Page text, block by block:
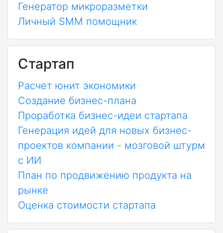
Генератор микроразметки
Личный SMM помощник
Стартап
Расчет юнит экономики
Создание бизнес-плана
Проработка бизнес-идеи стартапа
Генерация идей для новых бизнес-
проектов компании - мозговой штурм
с ИИ
План по продвижению продукта на
рынке
Оценка стоимости стартапа